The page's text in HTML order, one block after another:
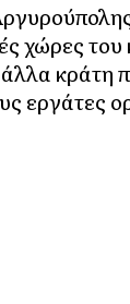
χώρες
κράτη
εργάτες